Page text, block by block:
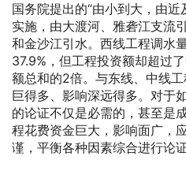
国务院提出的“由小到大，由
实施，由大渡河、雅砻江支流
和金沙江引水。西线工程调水
37.9%，但工程投资额却超过
额总和的2倍。与东线、中线
巨得多、影响深远得多。对于
的论证不仅是必需的，甚至是
程花费资金巨大，影响面广，
谨，平衡各种因素综合进行论证